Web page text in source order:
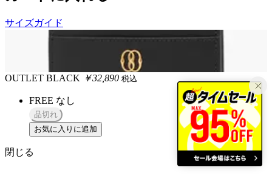
サイズガイド
OUTLET BLACK ￥32,890 税込
FREE なし
品切れ
お気に入りに追加
閉じる